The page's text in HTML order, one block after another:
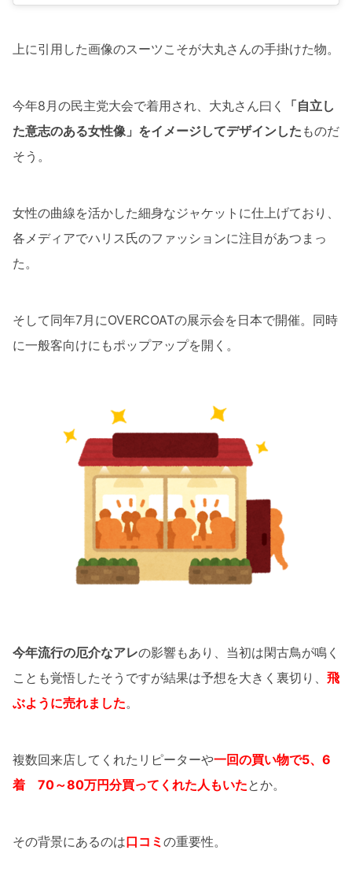
上に引用した画像のスーツこそが大丸さんの手掛けた物。
今年8月の民主党大会で着用され、大丸さん曰く
「自立し
た意志のある女性像」をイメージしてデザインした ものだ
そう。
女性の曲線を活かした細身なジャケットに仕上げており、
各メディアでハリス氏のファッションに注目があつまっ
た。
そして同年7月にOVERCOATの展示会を日本で開催。同時
に一般客向けにもポップアップを開く。
今年流行の厄介なアレの影響もあり、当初は閑古鳥が鳴く
ことも覚悟したそうですが結果は予想を大きく裏切り、 飛
ぶように売れました。
複数回来店してくれたリピーターや一回の買い物で5、6
着 70～80万円分買ってくれた人もいたとか。
その背景にあるのは口コミの重要性。